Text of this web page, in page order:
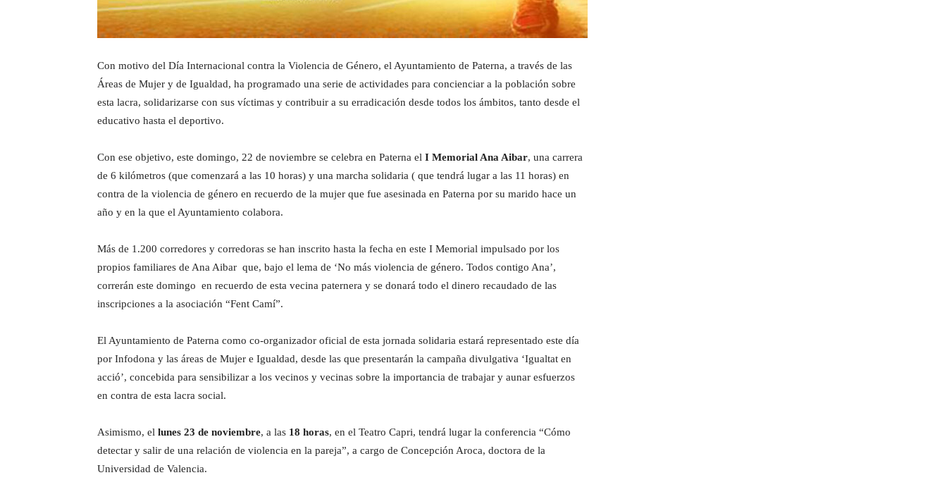
Con motivo del Día Internacional contra la Violencia de Género, el Ayuntamiento de Paterna, a través de las
Áreas de Mujer y de Igualdad, ha programado una serie de actividades para concienciar a la población sobre
esta lacra, solidarizarse con sus víctimas y contribuir a su erradicación desde todos los ámbitos, tanto desde el
educativo hasta el deportivo.
Con ese objetivo, este domingo, 22 de noviembre se celebra en Paterna el I Memorial Ana Aibar, una carrera
de 6 kilómetros (que comenzará a las 10 horas) y una marcha solidaria ( que tendrá lugar a las 11 horas) en
contra de la violencia de género en recuerdo de la mujer que fue asesinada en Paterna por su marido hace un
año y en la que el Ayuntamiento colabora.
Más de 1.200 corredores y corredoras se han inscrito hasta la fecha en este I Memorial impulsado por los
propios familiares de Ana Aibar que, bajo el lema de ‘No más violencia de género. Todos contigo Ana’,
correrán este domingo en recuerdo de esta vecina paternera y se donará todo el dinero recaudado de las
inscripciones a la asociación “Fent Camí”.
El Ayuntamiento de Paterna como co-organizador oficial de esta jornada solidaria estará representado este día
por Infodona y las áreas de Mujer e Igualdad, desde las que presentarán la campaña divulgativa ‘Igualtat en
acció’, concebida para sensibilizar a los vecinos y vecinas sobre la importancia de trabajar y aunar esfuerzos
en contra de esta lacra social.
Asimismo, el lunes 23 de noviembre, a las 18 horas, en el Teatro Capri, tendrá lugar la conferencia “Cómo
detectar y salir de una relación de violencia en la pareja”, a cargo de Concepción Aroca, doctora de la
Universidad de Valencia.